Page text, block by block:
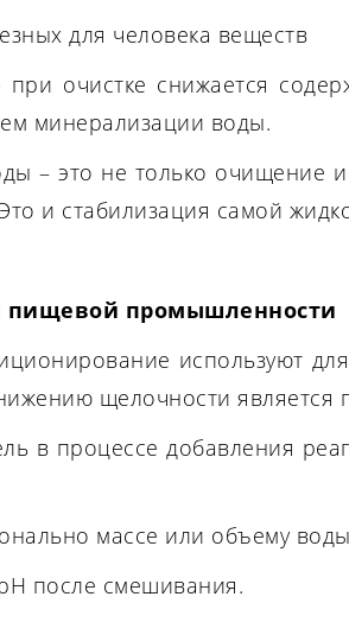
для человека веществ
очистке снижается
минерализации воды.
– это не только очищение
и стабилизация самой
пищевой промышленности
используют
щелочности является
в процессе добавления
массе или объему
после смешивания.